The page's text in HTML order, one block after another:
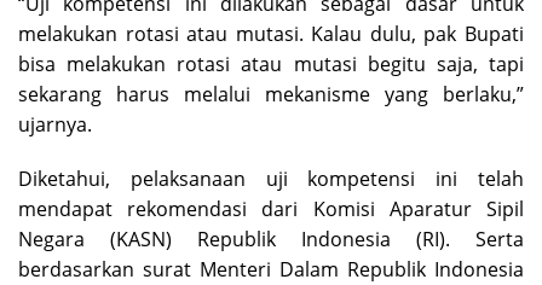
melakukan rotasi atau mutasi. Kalau dulu, pak Bupati
bisa melakukan rotasi atau mutasi begitu saja, tapi
sekarang harus melalui mekanisme yang berlaku,”
ujarnya.
Diketahui, pelaksanaan uji kompetensi ini telah
mendapat rekomendasi dari Komisi Aparatur Sipil
Negara (KASN) Republik Indonesia (RI). Serta
berdasarkan surat Menteri Dalam Republik Indonesia